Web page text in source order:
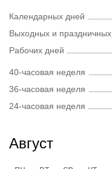
Календарных дней
Выходных и праздничных
Рабочих дней
40-часовая неделя
36-часовая неделя
24-часовая неделя
Август